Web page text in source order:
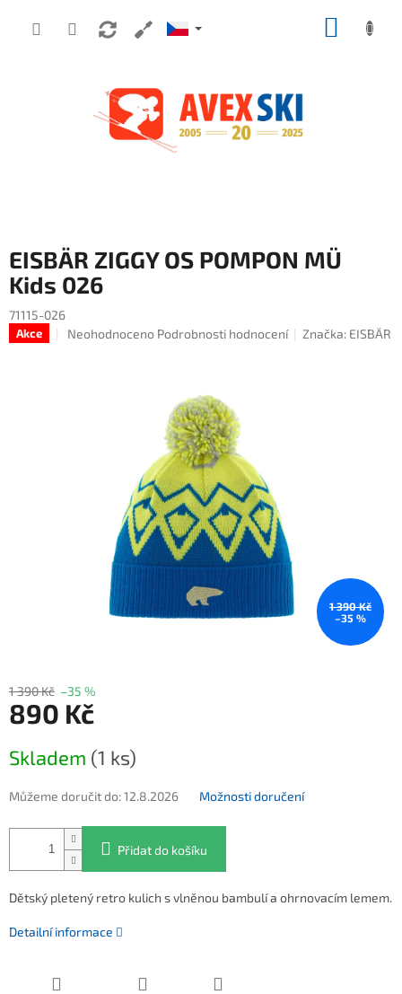
EISBÄR ZIGGY OS POMPON MÜ
Kids 026
71115-026
Akce Průměrné hodnocení produktu je 0,0 z 5 hvězdiček.
Neohodnoceno Podrobnosti hodnocení Značka: EISBÄR
1 390 Kč
–35 %
1 390 Kč –35 %
890 Kč
Skladem (1 ks)
Můžeme doručit do:12.8.2026 Možnosti doručení
Přidat do košíku
Dětský pletený retro kulich s vlněnou bambulí a ohrnovacím lemem.
Detailní informace